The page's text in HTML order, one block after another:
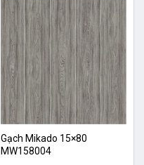
Gạch Mikado 15×80
MW158004